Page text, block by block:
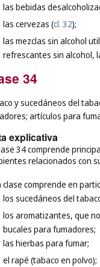
las bebidas
las cervezas (cl. 32);
las mezclas sin alcohol
refrescantes sin alcohol,
34
y sucedáneos del
artículos para
explicativa
34 comprende
relacionados con
clase comprende en
los sucedáneos del
los aromatizantes, que
bucales para fumadores;
las hierbas para fumar;
el rapé (tabaco en polvo);